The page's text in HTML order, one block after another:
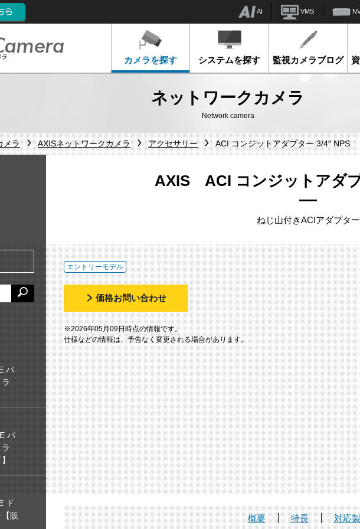
AI VMS
カメラを探す システムを探す 監視カメラブログ
ネットワークカメラ
Network camera
メラ AXISネットワークカメラ アクセサリー ACI コンジットアダプター 3/4″ NPS
AXIS ACI コンジットアダ
ねじ山付きACIアダプター
エントリーモデル
価格お問い合わせ
※2026年05月09日時点の情報です。
仕様などの情報は、予告なく変更される場合があります。
概要 特長 対応
パ
パ
ド
販